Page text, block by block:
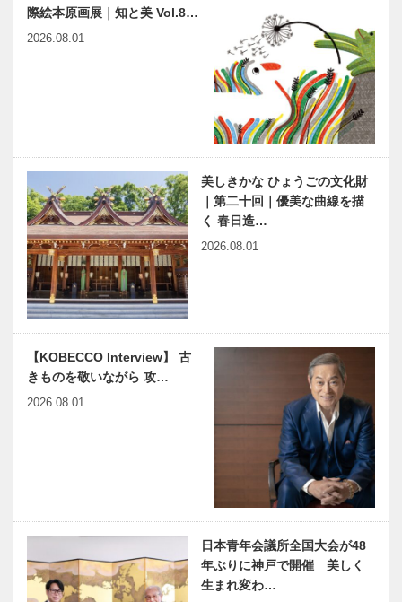
［KOBECCO
｜デリカ
［KOBECCO
Selection］
美しきかな
ひょうごの文
化財 | 優れた
造形美で「白
鳳文化の傑
作」 | 第五
回 …
神戸で始まっ
て 神戸で終
る 59
連載 教えて
多田先生! 素
感動に出会う
神戸の「船
旅」
画 ① スペ
シャル・イン
タビュー
近代建築の巨
匠、フラン
ク・ロイド・
ライトを学ぶ
｜Chapter
12 林愛作 …
ワムラで〝本
ーフを心ゆく
まで
神戸の魅力を
再発見し、誇
りを持って世
界に発信する
際絵本原画展｜知と美 Vol.8…
2026.08.01
美しきかな ひょうごの文化財
｜第二十回｜優美な曲線を描
く 春日造…
2026.08.01
【KOBECCO Interview】 古
きものを敬いながら 攻…
2026.08.01
日本青年会議所全国大会が48
年ぶりに神戸で開催 美しく
生まれ変わ…